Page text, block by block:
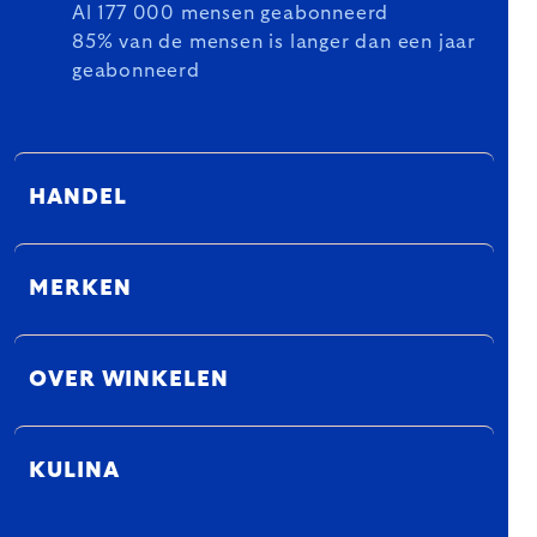
Al 177 000 mensen geabonneerd
85% van de mensen is langer dan een jaar
geabonneerd
HANDEL
MERKEN
OVER WINKELEN
KULINA